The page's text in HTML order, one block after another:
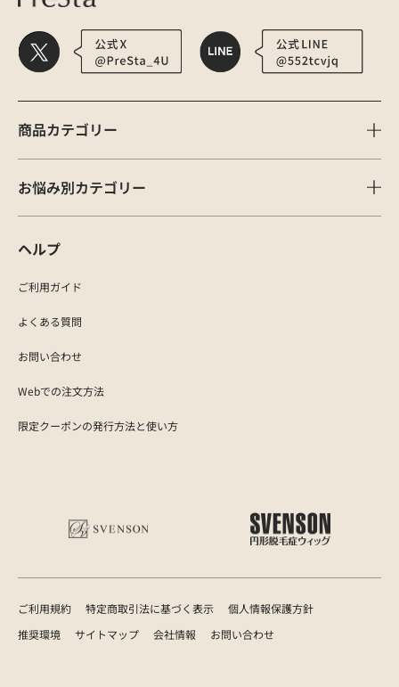
商品カテゴリー
お悩み別カテゴリー
ヘルプ
ご利用ガイド
よくある質問
お問い合わせ
Webでの注文方法
限定クーポンの発行方法と使い方
ご利用規約 特定商取引法に基づく表示
個人情報保護方針
推奨環境
サイトマップ 会社情報 お問い合わせ